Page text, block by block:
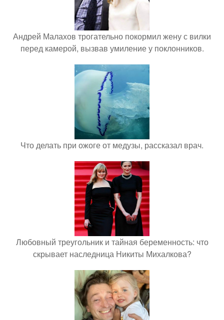
Андрей Малахов трогательно покормил жену с вилки
перед камерой, вызвав умиление у поклонников.
Что делать при ожоге от медузы, рассказал врач.
Любовный треугольник и тайная беременность: что
скрывает наследница Никиты Михалкова?